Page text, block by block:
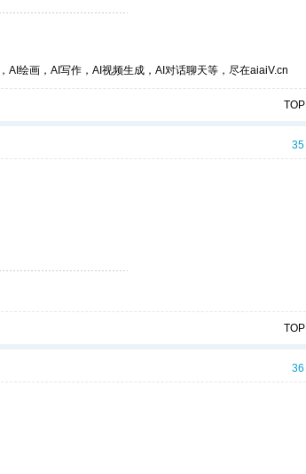
AI绘画，AI写作，AI视频生成，AI对话聊天等，尽在aiaiV.cn
TOP
35
TOP
36